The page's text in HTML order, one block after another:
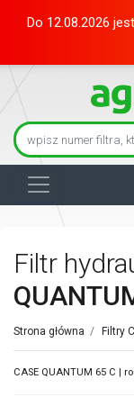
Do 12.08.2026
Filtr
Strona główna / Filtry
CASE QUANTUM 65 C |